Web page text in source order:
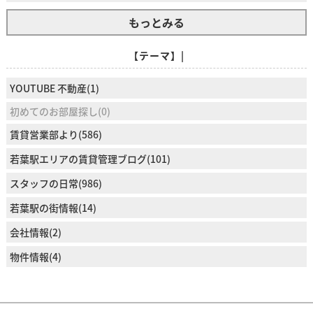
もっとみる
【テーマ】|
YOUTUBE 不動産(1)
初めてのお部屋探し(0)
賃貸営業部より(586)
若葉駅エリアの賃貸管理ブログ(101)
スタッフの日常(986)
若葉駅の街情報(14)
会社情報(2)
物件情報(4)